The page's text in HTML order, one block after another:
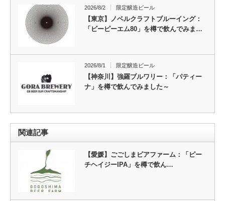
2026/8/2 限定醸造ビール
【東京】ノベルクラフトブルーイング：
「ビーピーエム80」を樽で飲んでみま…
2026/8/1 限定醸造ビール
【神奈川】強羅ブルワリー：「パティー
ナ」を樽で飲んでみました～
関連記事
【愛媛】ごごしまビアファーム：「ピー
チヘイジーIPA」を樽で飲ん…